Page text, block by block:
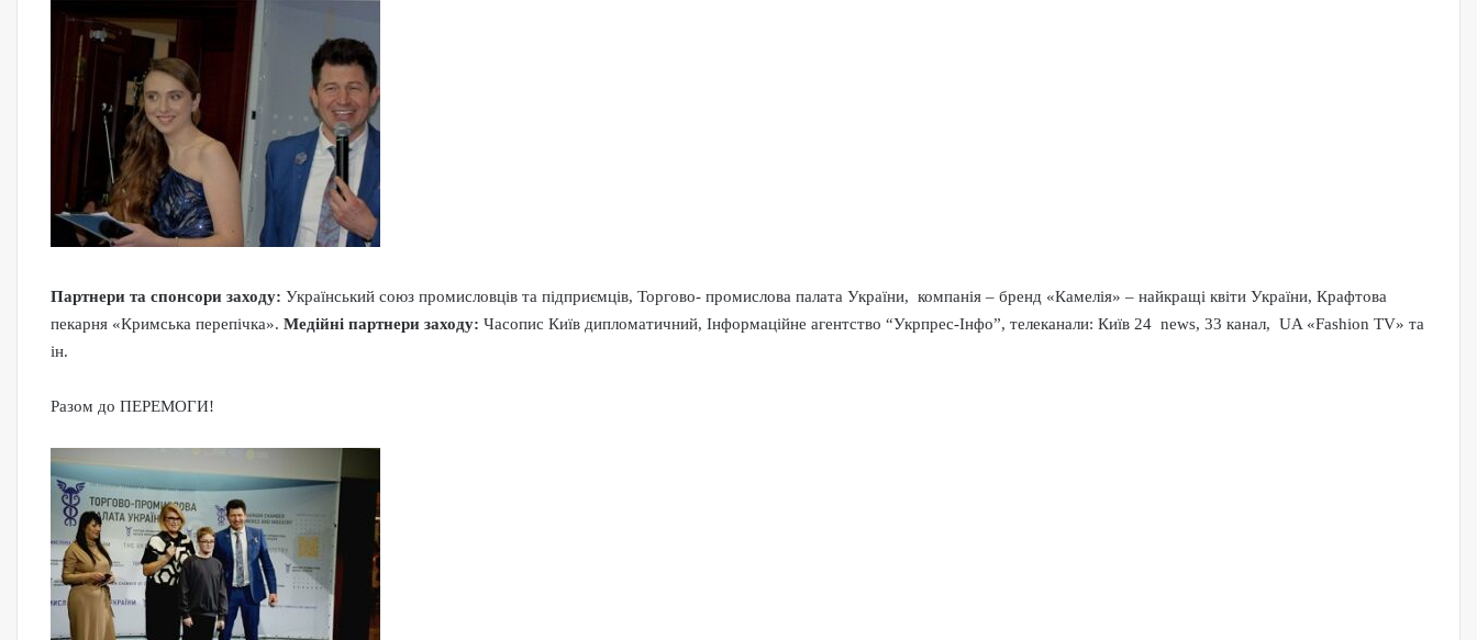
Партнери та спонсори заходу: Український союз промисловців та підприємців, Торгово- промислова палата України, компанія – бренд «Камелія» – найкращі квіти України, Крафтова
пекарня «Кримська перепічка». Медійні партнери заходу: Часопис Київ дипломатичний, Інформаційне агентство “Укрпрес-Інфо”, телеканали: Київ 24 news, 33 канал, UA «Fashion TV» та
ін.
Разом до ПЕРЕМОГИ!